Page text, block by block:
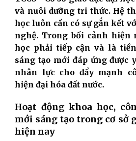
và nuôi dưỡng tri thức. Hệ
học luôn cần có sự gắn kết
nghệ. Trong bối cảnh hiện
học phải tiếp cận và là
sáng tạo mới đáp ứng được
nhân lực cho đẩy mạnh
hiện đại hóa đất nước.
Hoạt động khoa học,
mới sáng tạo trong cơ sở
hiện nay